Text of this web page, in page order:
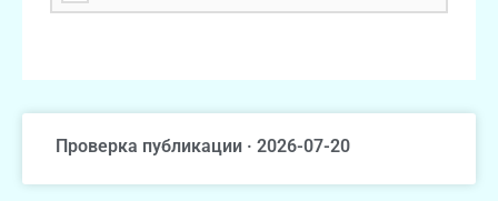
Проверка публикации · 2026-07-20